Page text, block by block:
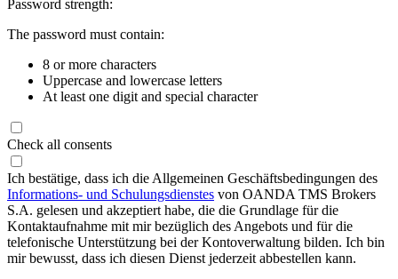
Password strength:
The password must contain:
8 or more characters
Uppercase and lowercase letters
At least one digit and special character
Check all consents
Ich bestätige, dass ich die Allgemeinen Geschäftsbedingungen des
Informations- und Schulungsdienstes von OANDA TMS Brokers
S.A. gelesen und akzeptiert habe, die die Grundlage für die
Kontaktaufnahme mit mir bezüglich des Angebots und für die
telefonische Unterstützung bei der Kontoverwaltung bilden. Ich bin
mir bewusst, dass ich diesen Dienst jederzeit abbestellen kann.